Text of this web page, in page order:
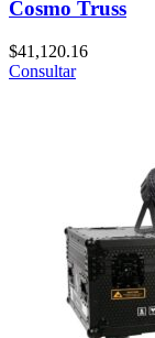
Cosmo Truss
$41,120.16
Consultar